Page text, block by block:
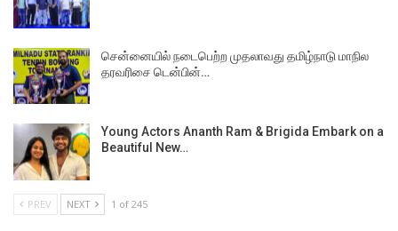
சென்னையில் நடைபெற்ற முதலாவது தமிழ்நாடு மாநில
தரவரிசை டென்பின்…
Young Actors Ananth Ram & Brigida Embark on a
Beautiful New…
PREV NEXT 1 of 245